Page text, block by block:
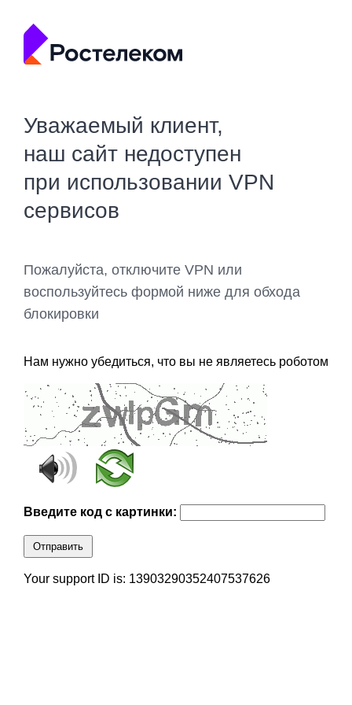
Уважаемый клиент,
наш сайт недоступен
при использовании VPN
сервисов
Пожалуйста, отключите VPN или
воспользуйтесь формой ниже для обхода
блокировки
Нам нужно убедиться, что вы не являетесь роботом
Введите код с картинки:
Отправить
Your support ID is: 13903290352407537626